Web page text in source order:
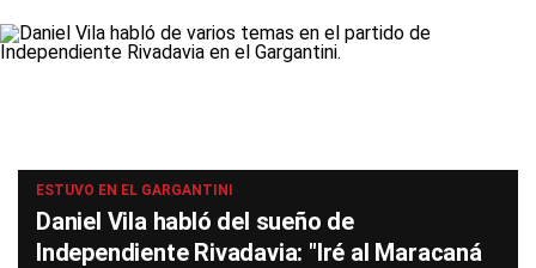
ESTUVO EN EL GARGANTINI
Daniel Vila habló del sueño de
Independiente Rivadavia: "Iré al Maracaná